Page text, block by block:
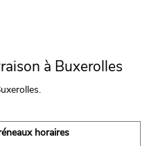
à Buxerolles
horaires